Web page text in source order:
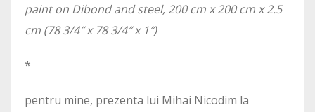
paint on Dibond and steel, 200 cm x 200 cm x 2.5
cm (78 3/4″ x 78 3/4″ x 1″)
*
pentru mine, prezenta lui Mihai Nicodim la